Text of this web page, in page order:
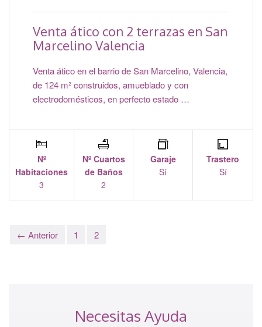
Venta ático con 2 terrazas en San
Marcelino Valencia
Venta ático en el barrio de San Marcelino, Valencia,
de 124 m² construidos, amueblado y con
electrodomésticos, en perfecto estado …
Nº
Habitaciones
3
Nº Cuartos
de Baños
2
Garaje
Sí
Trastero
Sí
← Anterior 1 2
Necesitas Ayuda